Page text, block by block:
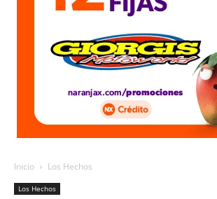
Inicio Los Hechos
Los Hechos